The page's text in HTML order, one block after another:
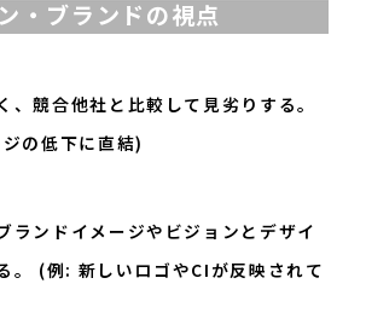
・ブランドの視点
競合他社と比較して見劣りする。
の低下に直結)
ンドイメージやビジョンとデザイ
。 (例: 新しいロゴやCIが反映されて